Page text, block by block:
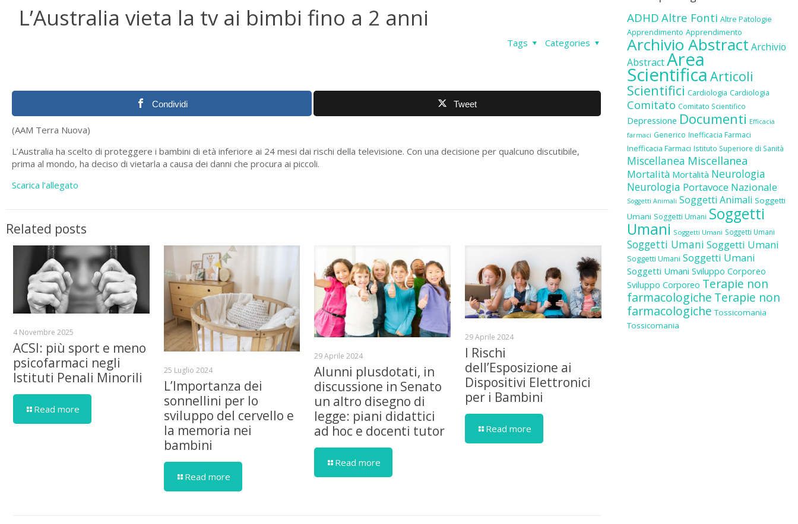
L’Australia vieta la tv ai bimbi fino a 2 anni
Categories
Tags
Condividi Tweet
(AAM Terra Nuova)
L’Australia ha scelto di proteggere i bambini di età inferiore ai 24 mesi dai rischi della televisione. Con una decisione per qualcuno discutibile,
prima al mondo, ha deciso di vietarla a causa dei danni che procura ai piccoli.
Scarica l’allegato
Related posts
4 Novembre 2025
ACSI: più sport e meno
psicofarmaci negli
Istituti Penali Minorili
Read more
25 Luglio 2024
L’Importanza dei
sonnellini per lo
sviluppo del cervello e
la memoria nei
bambini
Read more
29 Aprile 2024
Alunni plusdotati, in
discussione in Senato
un altro disegno di
legge: piani didattici
ad hoc e docenti tutor
Read more
29 Aprile 2024
I Rischi
dell’Esposizione ai
Dispositivi Elettronici
per i Bambini
Read more
ADHD Altre Fonti Altre Patologie
Apprendimento Apprendimento
Archivio Abstract Archivio
AbstractArea
Scientifica Articoli
Scientifici Cardiologia Cardiologia
Comitato Comitato Scientifico
Depressione Documenti Efficacia
farmaci Generico Inefficacia Farmaci
Inefficacia Farmaci Istituto Superiore di Sanità
Miscellanea Miscellanea
Mortalità Mortalità Neurologia
Neurologia Portavoce Nazionale
Soggetti Animali Soggetti Animali Soggetti
Umani Soggetti Umani Soggetti
Umani Soggetti Umani Soggetti Umani
Soggetti Umani Soggetti Umani
Soggetti Umani Soggetti Umani
Soggetti Umani Sviluppo Corporeo
Sviluppo Corporeo Terapie non
farmacologiche Terapie non
farmacologiche Tossicomania
Tossicomania